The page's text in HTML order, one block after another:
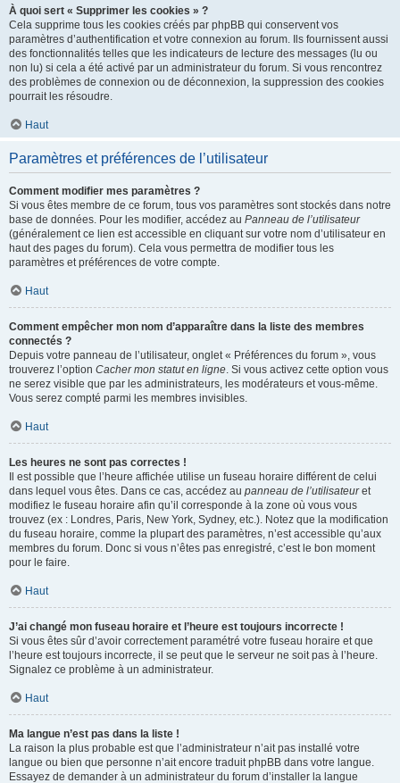
À quoi sert « Supprimer les cookies » ?
Cela supprime tous les cookies créés par phpBB qui conservent vos
paramètres d’authentification et votre connexion au forum. Ils fournissent aussi
des fonctionnalités telles que les indicateurs de lecture des messages (lu ou
non lu) si cela a été activé par un administrateur du forum. Si vous rencontrez
des problèmes de connexion ou de déconnexion, la suppression des cookies
pourrait les résoudre.
Haut
Paramètres et préférences de l’utilisateur
Comment modifier mes paramètres ?
Si vous êtes membre de ce forum, tous vos paramètres sont stockés dans notre
base de données. Pour les modifier, accédez au Panneau de l’utilisateur
(généralement ce lien est accessible en cliquant sur votre nom d’utilisateur en
haut des pages du forum). Cela vous permettra de modifier tous les
paramètres et préférences de votre compte.
Haut
Comment empêcher mon nom d’apparaître dans la liste des membres
connectés ?
Depuis votre panneau de l’utilisateur, onglet « Préférences du forum », vous
trouverez l’option Cacher mon statut en ligne. Si vous activez cette option vous
ne serez visible que par les administrateurs, les modérateurs et vous-même.
Vous serez compté parmi les membres invisibles.
Haut
Les heures ne sont pas correctes !
Il est possible que l’heure affichée utilise un fuseau horaire différent de celui
dans lequel vous êtes. Dans ce cas, accédez au panneau de l’utilisateuret
modifiez le fuseau horaire afin qu’il corresponde à la zone où vous vous
trouvez (ex : Londres, Paris, New York, Sydney, etc.). Notez que la modification
du fuseau horaire, comme la plupart des paramètres, n’est accessible qu’aux
membres du forum. Donc si vous n’êtes pas enregistré, c’est le bon moment
pour le faire.
Haut
J’ai changé mon fuseau horaire et l’heure est toujours incorrecte !
Si vous êtes sûr d’avoir correctement paramétré votre fuseau horaire et que
l’heure est toujours incorrecte, il se peut que le serveur ne soit pas à l’heure.
Signalez ce problème à un administrateur.
Haut
Ma langue n’est pas dans la liste !
La raison la plus probable est que l’administrateur n’ait pas installé votre
langue ou bien que personne n’ait encore traduit phpBB dans votre langue.
Essayez de demander à un administrateur du forum d’installer la langue